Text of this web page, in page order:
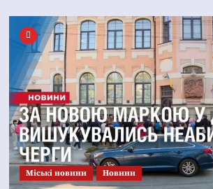
Mіські новини Новини